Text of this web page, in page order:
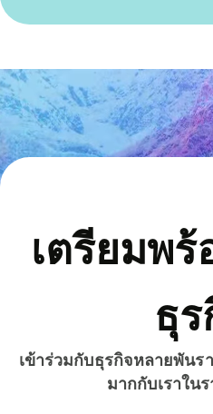
เตรียมพ
ธุ
เข้าร่วมกับธุรกิจหลายพันร
มากกับเราใน